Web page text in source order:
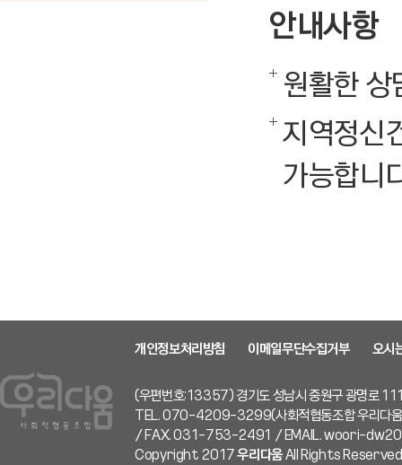
안내사항
원활한
지역정신
가능합니
개인정보처리방침 이메일무단수집거부 오시
(우편번호:13357) 경기도 성남시 중원구 광명로
TEL. 070-4209-3299(사회적협동조합 우리다
/ FAX. 031-753-2491 / EMAIL. woori-
Copyright 2017우리다움All Rights